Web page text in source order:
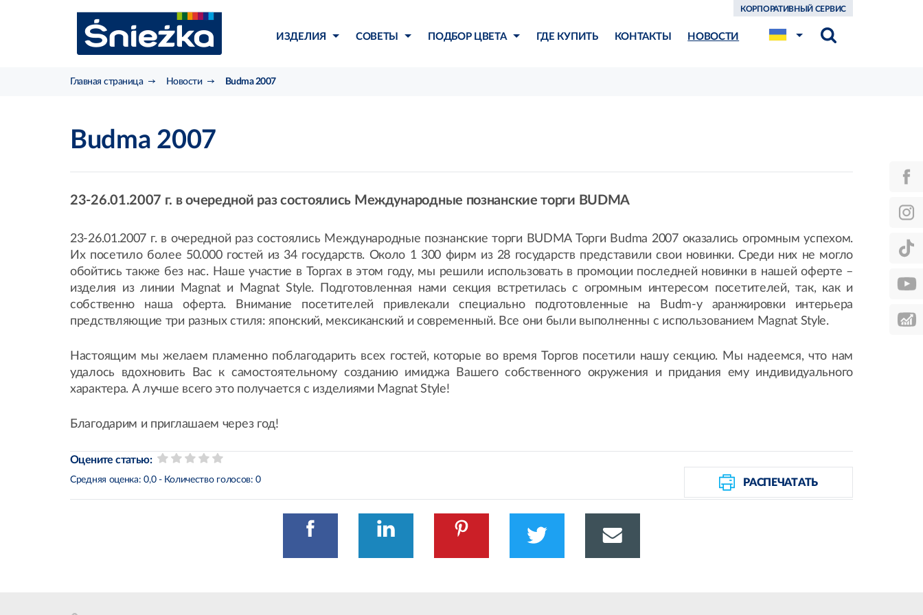
ИЗДЕЛИЯ СОВЕТЫ ПОДБОР ЦВЕТА ГДЕ КУПИТЬ КОНТАКТЫ НОВОСТИ
КОРПОРАТИВНЫЙ СЕРВИС
Главная страница Новости Budma 2007
Budma 2007
23-26.01.2007 г. в очередной раз состоялись Международные познанские торги BUDMA
23-26.01.2007 г. в очередной раз состоялись Международные познанские торги BUDMA Торги Budma 2007 оказались огромным успехом.
Их посетило более 50.000 гостей из 34 государств. Около 1 300 фирм из 28 государств представили свои новинки. Среди них не могло
обойтись также без нас. Наше участие в Торгах в этом году, мы решили использовать в промоции последней новинки в нашей оферте –
изделия из линии Magnat и Magnat Style. Подготовленная нами секция встретилась с огромным интересом посетителей, так, как и
собственно наша оферта. Внимание посетителей привлекали специально подготовленные на Budm-у аранжировки интерьера
предствляющие три разных стиля: японский, мексиканский и современный. Все они были выполненны с использованием Magnat Style.
Настоящим мы желаем пламенно поблагодарить всех гостей, которые во время Торгов посетили нашу секцию. Мы надеемся, что нам
удалось вдохновить Вас к самостоятельному созданию имиджа Вашего собственного окружения и придания ему индивидуального
характера. А лучше всего это получается с изделиями Magnat Style!
Благодарим и приглашаем через год!
Оцените статью:
Средняя оценка:0,0- Количество голосов:0 РАСПЕЧАТАТЬ